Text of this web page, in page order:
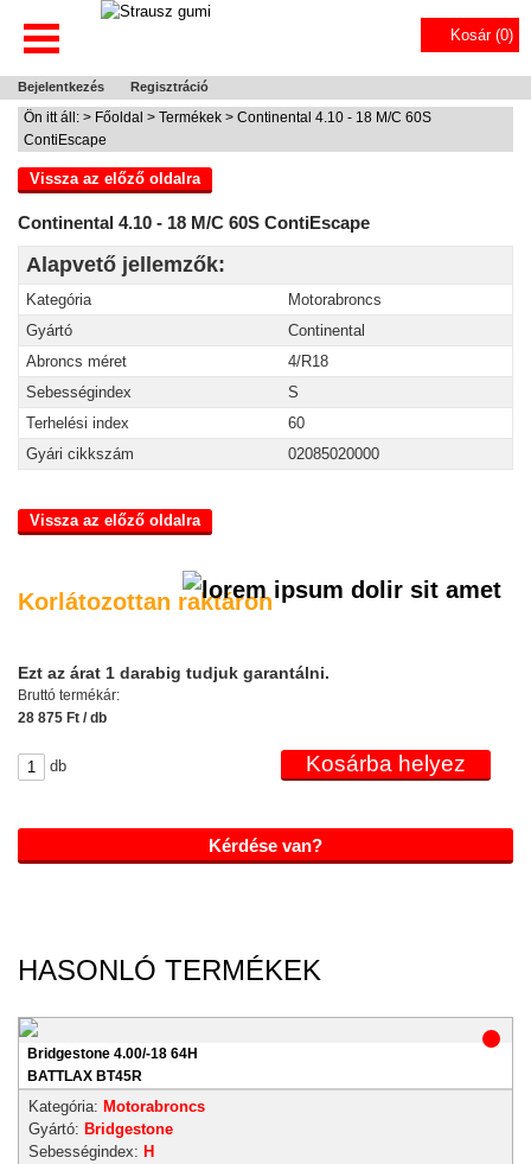
Kosár (0)
Bejelentkezés Regisztráció
Ön itt áll: > Főoldal > Termékek > Continental 4.10 - 18 M/C 60S
ContiEscape
Vissza az előző oldalra
Continental 4.10 - 18 M/C 60S ContiEscape
Alapvető jellemzők:
Kategória
Motorabroncs
Gyártó
Continental
Abroncs méret
4/R18
Sebességindex
S
Terhelési index
60
Gyári cikkszám
02085020000
Vissza az előző oldalra
Korlátozottan raktáron
Ezt az árat 1 darabig tudjuk garantálni.
Bruttó termékár:
28 875 Ft / db
db
Kérdése van?
HASONLÓ TERMÉKEK
Bridgestone 4.00/-18 64H
BATTLAX BT45R
Kategória: Motorabroncs
Gyártó: Bridgestone
Sebességindex: H